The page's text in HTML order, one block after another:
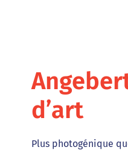
d’art
Plus photogénique